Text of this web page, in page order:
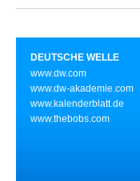
DEUTSCHE WELLE
www.dw.com
www.dw-akademie.com
www.kalenderblatt.de
www.thebobs.com